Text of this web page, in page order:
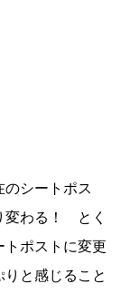
シートポス
変わる！ とく
ポストに変更
と感じること